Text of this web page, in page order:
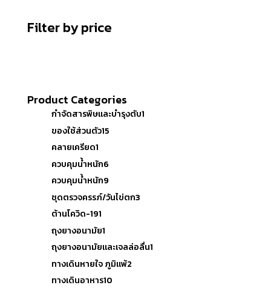
Filter by price
Product Categories
กำจัดสารพิษและบำรุงตับ1
ของใช้ส่วนตัว15
คลายเครียด1
ควบคุมน้ำหนัก6
ควบคุมน้ำหนัก9
ชุดตรวจครรภ์/วันไข่ตก3
ต้านโควิด-191
ถุงยางอนามัย1
ถุงยางอนามัยและเจลล่อลื่น1
ทางเดินหายใจ ภูมิแพ้2
ทางเดินอาหาร10